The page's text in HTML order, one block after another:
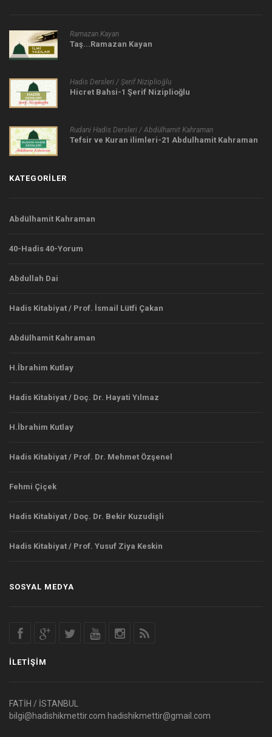
Ramazan Kayan
Taş...Ramazan Kayan
Hadis Dersleri / Şerif Niziplioğlu
Hicret Bahsi-1 Şerif Niziplioğlu
Rudani Hadis Dersleri / Abdülhamit Kahraman
Tefsir ve Kuran ilimleri-21 Abdulhamit Kahraman
KATEGORILER
Abdülhamit Kahraman
40-Hadis 40-Yorum
Abdullah Dai
Hadis Kitabiyat / Prof. İsmail Lütfi Çakan
Abdülhamit Kahraman
H.İbrahim Kutlay
Hadis Kitabiyat / Doç. Dr. Hayati Yılmaz
H.İbrahim Kutlay
Hadis Kitabiyat / Prof. Dr. Mehmet Özşenel
Fehmi Çiçek
Hadis Kitabiyat / Doç. Dr. Bekir Kuzudişli
Hadis Kitabiyat / Prof. Yusuf Ziya Keskin
SOSYAL MEDYA
İLETIŞIM
FATİH / İSTANBUL
bilgi@hadishikmettir.com hadishikmettir@gmail.com